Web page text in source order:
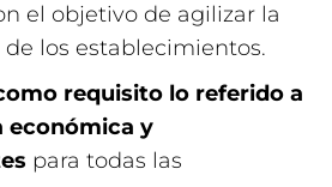
el objetivo de agilizar la
los establecimientos.
requisito lo referido a
económica y
para todas las